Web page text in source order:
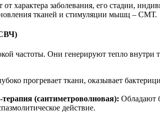
характера заболевания, его стадии,
тканей и стимуляции мышц – СМТ.
частоты. Они генерируют тепло
прогревает ткани, оказывает
(сантиметроволновая): Обладают
действие.